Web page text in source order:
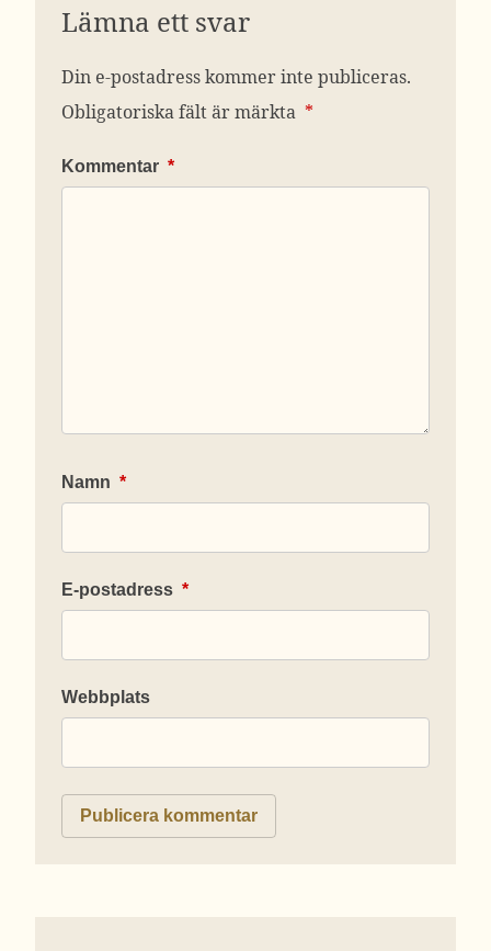
Lämna ett svar
Din e-postadress kommer inte publiceras.
Obligatoriska fält är märkta *
Kommentar *
Namn *
E-postadress *
Webbplats